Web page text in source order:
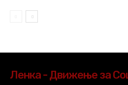
Ленка - Движење за